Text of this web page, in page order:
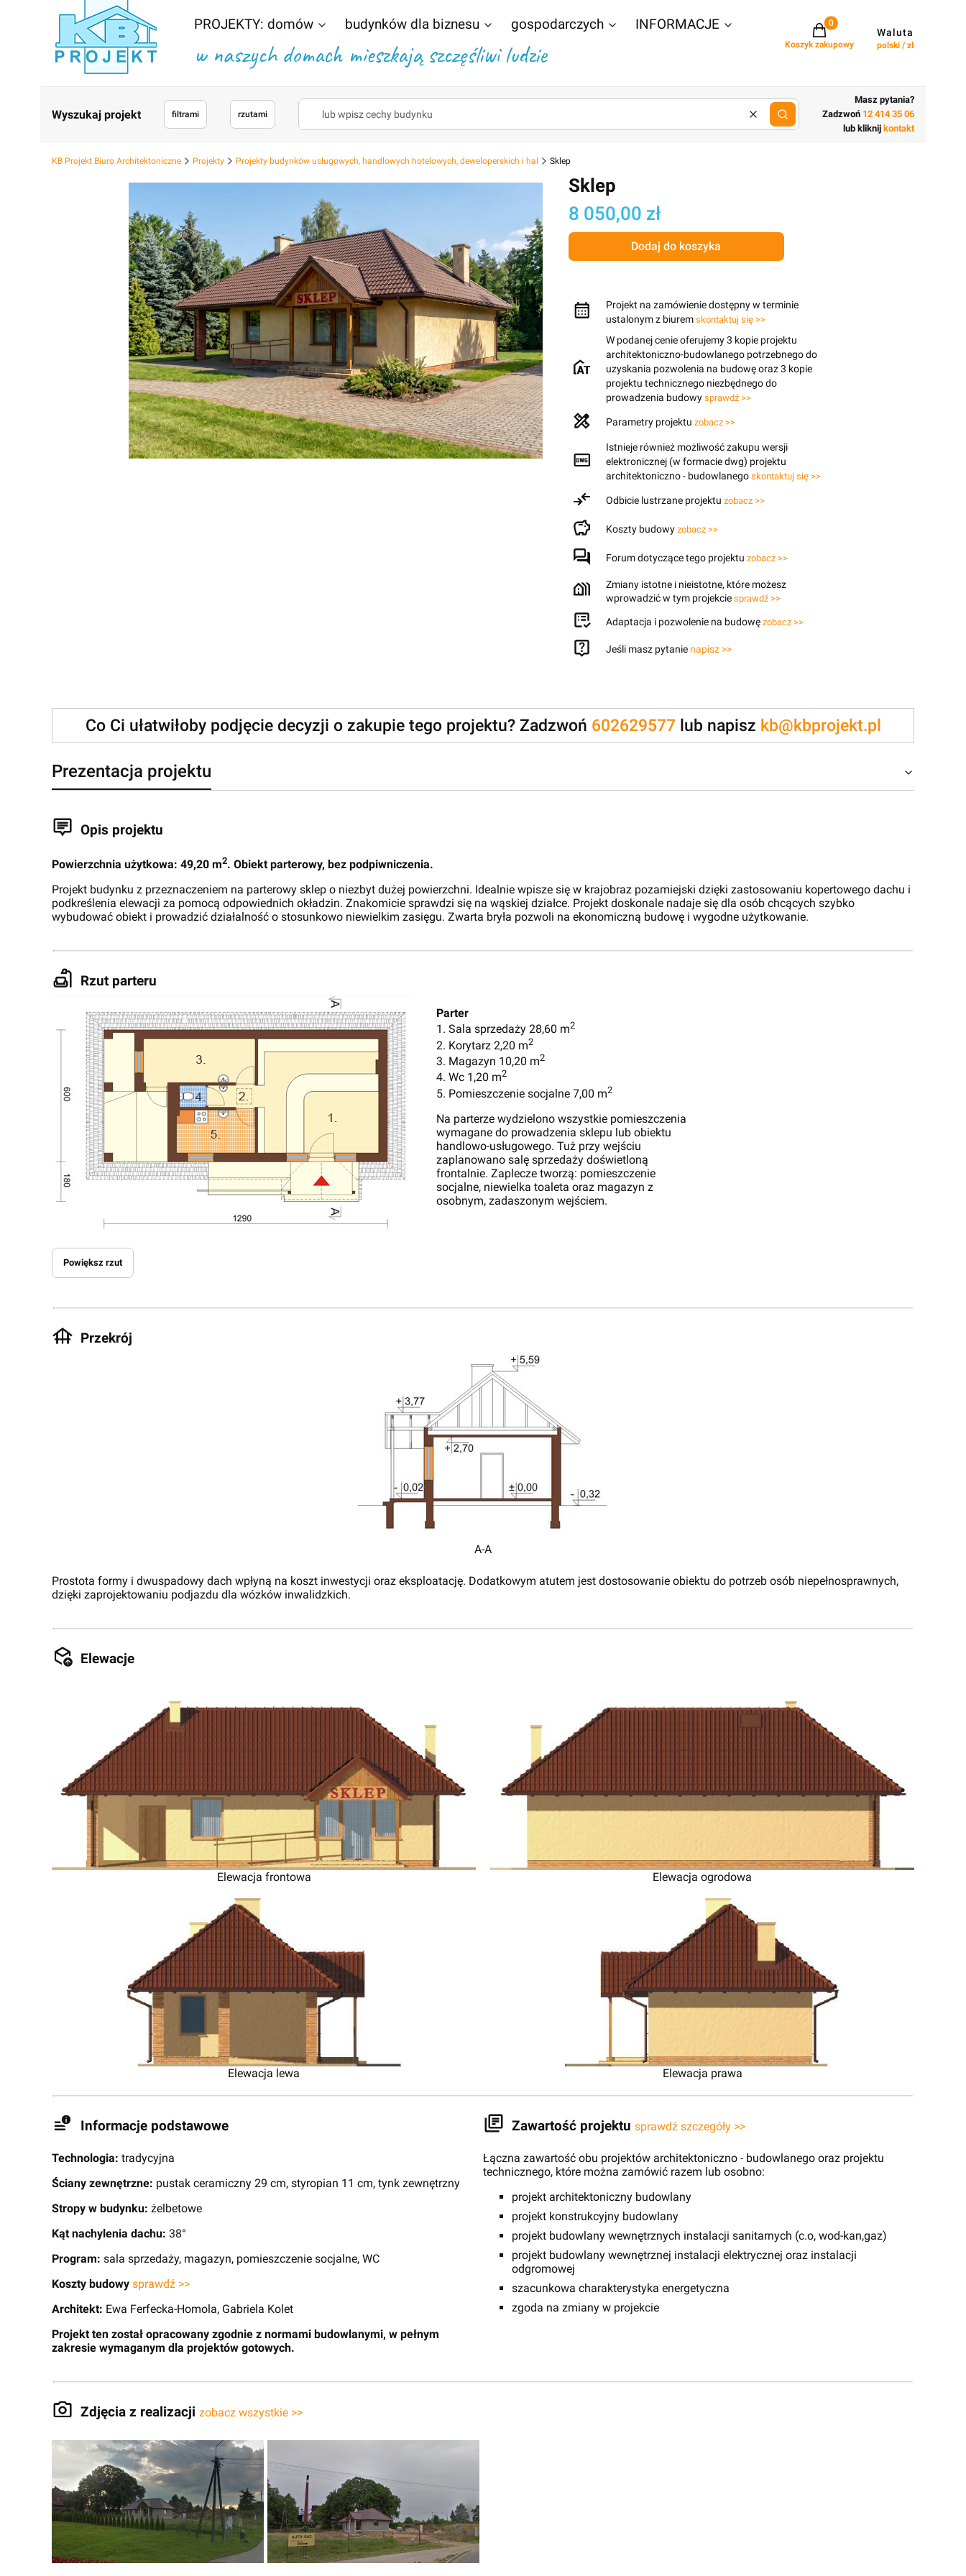
PROJEKTY: domów budynków dla biznesu gospodarczych INFORMACJE
w naszych domach mieszkają szczęśliwi ludzie
Projekty w koszyku: 0. Zobacz
Koszyk zakupowy
Waluta
polski / zł
Wyszukaj projekt filtrami rzutami
Wyczyśćlub wpisz cechy budynku
Masz pytania?
Zadzwoń 12 414 35 06
lub kliknij kontakt
KB Projekt Biuro Architektoniczne Projekty Projekty budynków usługowych, handlowych hotelowych, deweloperskich i hal Sklep
Sklep
Cena
8 050,00 zł
Dodaj do koszyka
Projekt na zamówienie dostępny w terminie
ustalonym z biurem skontaktuj się >>
W podanej cenie oferujemy 3 kopie projektu
architektoniczno-budowlanego potrzebnego do
uzyskania pozwolenia na budowę oraz 3 kopie
projektu technicznego niezbędnego do
prowadzenia budowy sprawdź >>
Parametry projektu zobacz >>
Istnieje również możliwość zakupu wersji
elektronicznej (w formacie dwg) projektu
architektoniczno - budowlanego skontaktuj się >>
Odbicie lustrzane projektu zobacz >>
Koszty budowy zobacz >>
Forum dotyczące tego projektu zobacz >>
Zmiany istotne i nieistotne, które możesz
wprowadzić w tym projekcie sprawdź >>
Adaptacja i pozwolenie na budowę zobacz >>
Jeśli masz pytanie napisz >>
Co Ci ułatwiłoby podjęcie decyzji o zakupie tego projektu? Zadzwoń 602629577lub napisz kb@kbprojekt.pl
Prezentacja projektu
Opis projektu
Powierzchnia użytkowa: 49,20 m2. Obiekt parterowy, bez podpiwniczenia.
Projekt budynku z przeznaczeniem na parterowy sklep o niezbyt dużej powierzchni. Idealnie wpisze się w krajobraz pozamiejski dzięki zastosowaniu kopertowego dachu i
podkreślenia elewacji za pomocą odpowiednich okładzin. Znakomicie sprawdzi się na wąskiej działce. Projekt doskonale nadaje się dla osób chcących szybko
wybudować obiekt i prowadzić działalność o stosunkowo niewielkim zasięgu. Zwarta bryła pozwoli na ekonomiczną budowę i wygodne użytkowanie.
Rzut parteru
Powiększ rzut
Parter
1. Sala sprzedaży 28,60 m2
2. Korytarz 2,20 m2
3. Magazyn 10,20 m2
4. Wc 1,20 m2
5. Pomieszczenie socjalne 7,00 m2
Na parterze wydzielono wszystkie pomieszczenia
wymagane do prowadzenia sklepu lub obiektu
handlowo-usługowego. Tuż przy wejściu
zaplanowano salę sprzedaży doświetloną
frontalnie. Zaplecze tworzą: pomieszczenie
socjalne, niewielka toaleta oraz magazyn z
osobnym, zadaszonym wejściem.
Przekrój
A-A
Prostota formy i dwuspadowy dach wpłyną na koszt inwestycji oraz eksploatację. Dodatkowym atutem jest dostosowanie obiektu do potrzeb osób niepełnosprawnych,
dzięki zaprojektowaniu podjazdu dla wózków inwalidzkich.
Elewacje
Elewacja frontowa Elewacja ogrodowa
Elewacja lewa Elewacja prawa
Informacje podstawowe
Technologia: tradycyjna
Ściany zewnętrzne: pustak ceramiczny 29 cm, styropian 11 cm, tynk zewnętrzny
Stropy w budynku: żelbetowe
Kąt nachylenia dachu: 38°
Program: sala sprzedaży, magazyn, pomieszczenie socjalne, WC
Koszty budowy sprawdź >>
Architekt: Ewa Ferfecka-Homola, Gabriela Kolet
Projekt ten został opracowany zgodnie z normami budowlanymi, w pełnym
zakresie wymaganym dla projektów gotowych.
Zawartość projektu sprawdź szczegóły >>
Łączna zawartość obu projektów architektoniczno - budowlanego oraz projektu
technicznego, które można zamówić razem lub osobno:
projekt architektoniczny budowlany
projekt konstrukcyjny budowlany
projekt budowlany wewnętrznych instalacji sanitarnych (c.o, wod-kan,gaz)
projekt budowlany wewnętrznej instalacji elektrycznej oraz instalacji
odgromowej
szacunkowa charakterystyka energetyczna
zgoda na zmiany w projekcie
Zdjęcia z realizacji zobacz wszystkie >>